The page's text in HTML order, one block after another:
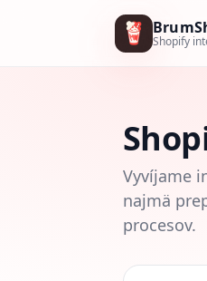
Shopify
Vyvíjame
najmä
procesov.